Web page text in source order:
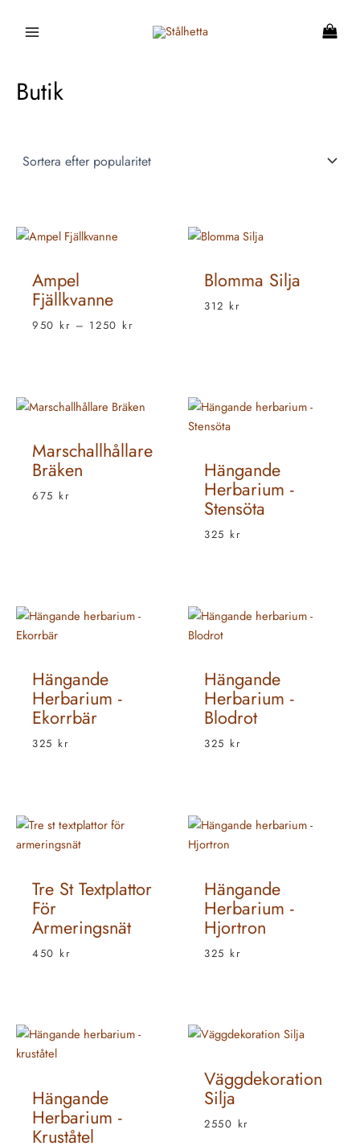
Butik
Ampel
Fjällkvanne
950 kr – 1250 kr
Prisintervall:
Blomma Silja
312 kr
Marschallhållare
Bräken
675 kr
Hängande
Herbarium -
Stensöta
325 kr
Hängande
Herbarium -
Ekorrbär
325 kr
Hängande
Herbarium -
Blodrot
325 kr
Tre St Textplattor
För
Armeringsnät
450 kr
Hängande
Herbarium -
Hjortron
325 kr
Hängande
Herbarium -
Kruståtel
Väggdekoration
Silja
2550 kr